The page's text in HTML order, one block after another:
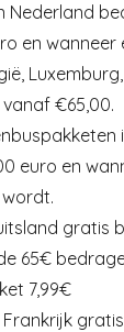
Nederland
en wanneer
€65,00.
euro en
gratis
65€
7,99€